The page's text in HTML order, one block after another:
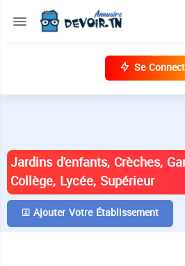
Se
Jardins d'enfants, Crèches,
Collège, Lycée, Supérieur
Ajouter Votre Établissement